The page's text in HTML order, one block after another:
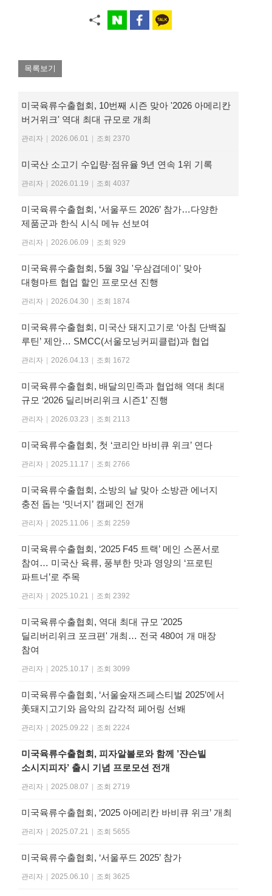
목록보기
미국육류수출협회, 10번째 시즌 맞아 '2026 아메리칸
버거위크' 역대 최대 규모로 개최
관리자 2026.06.01 조회 2370
미국산 소고기 수입량·점유율 9년 연속 1위 기록
관리자 2026.01.19 조회 4037
미국육류수출협회, ‘서울푸드 2026’ 참가…다양한
제품군과 한식 시식 메뉴 선보여
관리자 2026.06.09 조회 929
미국육류수출협회, 5월 3일 '우삼겹데이' 맞아
대형마트 협업 할인 프로모션 진행
관리자 2026.04.30 조회 1874
미국육류수출협회, 미국산 돼지고기로 ‘아침 단백질
루틴’ 제안… SMCC(서울모닝커피클럽)과 협업
관리자 2026.04.13 조회 1672
미국육류수출협회, 배달의민족과 협업해 역대 최대
규모 ‘2026 딜리버리위크 시즌1’ 진행
관리자 2026.03.23 조회 2113
미국육류수출협회, 첫 ‘코리안 바비큐 위크’ 연다
관리자 2025.11.17 조회 2766
미국육류수출협회, 소방의 날 맞아 소방관 에너지
충전 돕는 ‘밋너지’ 캠페인 전개
관리자 2025.11.06 조회 2259
미국육류수출협회, ‘2025 F45 트랙’ 메인 스폰서로
참여… 미국산 육류, 풍부한 맛과 영양의 ‘프로틴
파트너’로 주목
관리자 2025.10.21 조회 2392
미국육류수출협회, 역대 최대 규모 '2025
딜리버리위크 포크편' 개최… 전국 480여 개 매장
참여
관리자 2025.10.17 조회 3099
미국육류수출협회, ‘서울숲재즈페스티벌 2025’에서
美돼지고기와 음악의 감각적 페어링 선봬
관리자 2025.09.22 조회 2224
미국육류수출협회, 피자알볼로와 함께 ’쟌슨빌
소시지피자’ 출시 기념 프로모션 전개
관리자 2025.08.07 조회 2719
미국육류수출협회, ‘2025 아메리칸 바비큐 위크’ 개최
관리자 2025.07.21 조회 5655
미국육류수출협회, ‘서울푸드 2025’ 참가
관리자 2025.06.10 조회 3625